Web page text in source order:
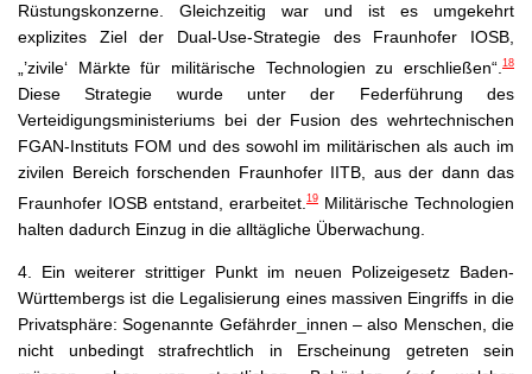
Rüstungskonzerne. Gleichzeitig war und ist es umgekehrt
explizites Ziel der Dual-Use-Strategie des Fraunhofer IOSB,
„’zivile‘ Märkte für militärische Technologien zu erschließen“. 18
Diese Strategie wurde unter der Federführung des
Verteidigungsministeriums bei der Fusion des wehrtechnischen
FGAN-Instituts FOM und des sowohl im militärischen als auch im
zivilen Bereich forschenden Fraunhofer IITB, aus der dann das
Fraunhofer IOSB entstand, erarbeitet. 19 Militärische Technologien
halten dadurch Einzug in die alltägliche Überwachung.
4.
Ein weiterer strittiger Punkt im neuen Polizeigesetz Baden-
Württembergs ist die Legalisierung eines massiven Eingriffs in die
Privatsphäre: Sogenannte Gefährder_innen – also Menschen, die
nicht unbedingt strafrechtlich in Erscheinung getreten sein